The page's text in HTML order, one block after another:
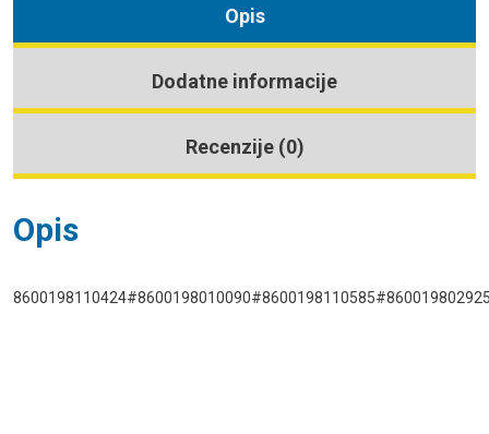
Opis
Dodatne informacije
Recenzije (0)
Opis